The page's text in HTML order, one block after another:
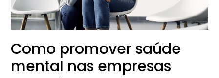
Como promover saúde
mental nas empresas
ajuda
da
ISO
45001?